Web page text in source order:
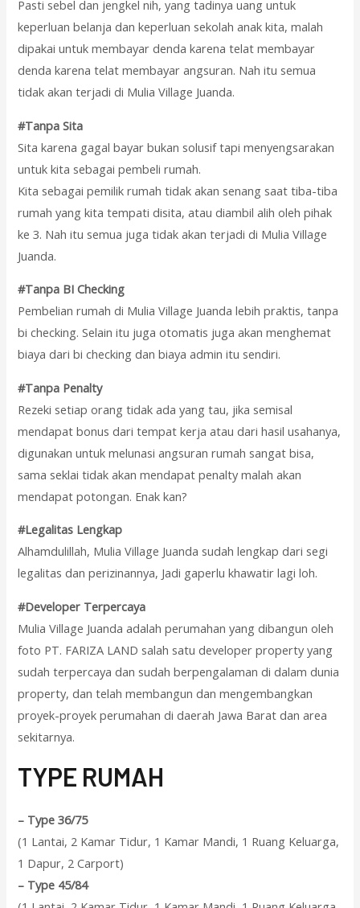
Pasti sebel dan jengkel nih, yang tadinya uang untuk
keperluan belanja dan keperluan sekolah anak kita, malah
dipakai untuk membayar denda karena telat membayar
denda karena telat membayar angsuran. Nah itu semua
tidak akan terjadi di Mulia Village Juanda.
#Tanpa Sita
Sita karena gagal bayar bukan solusif tapi menyengsarakan
untuk kita sebagai pembeli rumah.
Kita sebagai pemilik rumah tidak akan senang saat tiba-tiba
rumah yang kita tempati disita, atau diambil alih oleh pihak
ke 3. Nah itu semua juga tidak akan terjadi di Mulia Village
Juanda.
#Tanpa BI Checking
Pembelian rumah di Mulia Village Juanda lebih praktis, tanpa
bi checking. Selain itu juga otomatis juga akan menghemat
biaya dari bi checking dan biaya admin itu sendiri.
#Tanpa Penalty
Rezeki setiap orang tidak ada yang tau, jika semisal
mendapat bonus dari tempat kerja atau dari hasil usahanya,
digunakan untuk melunasi angsuran rumah sangat bisa,
sama seklai tidak akan mendapat penalty malah akan
mendapat potongan. Enak kan?
#Legalitas Lengkap
Alhamdulillah, Mulia Village Juanda sudah lengkap dari segi
legalitas dan perizinannya, Jadi gaperlu khawatir lagi loh.
#Developer Terpercaya
Mulia Village Juanda adalah perumahan yang dibangun oleh
foto PT. FARIZA LAND salah satu developer property yang
sudah terpercaya dan sudah berpengalaman di dalam dunia
property, dan telah membangun dan mengembangkan
proyek-proyek perumahan di daerah Jawa Barat dan area
sekitarnya.
TYPE RUMAH
– Type 36/75
(1 Lantai, 2 Kamar Tidur, 1 Kamar Mandi, 1 Ruang Keluarga,
1 Dapur, 2 Carport)
– Type 45/84